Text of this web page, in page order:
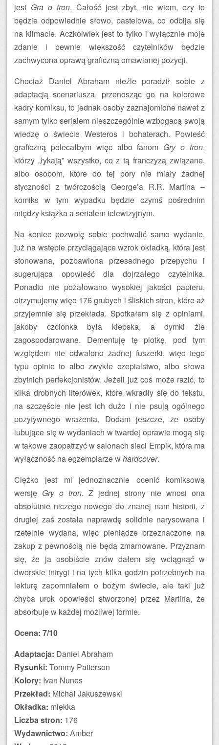
jest Gra o tron. Całość jest zbyt, nie wiem, czy to
będzie odpowiednie słowo, pastelowa, co odbija się
na klimacie. Aczkolwiek jest to tylko i wyłącznie moje
zdanie i pewnie większość czytelników będzie
zachwycona oprawą graficzną omawianej pozycji.
Chociaż Daniel Abraham nieźle poradził sobie z
adaptacją scenariusza, przenosząc go na kolorowe
kadry komiksu, to jednak osoby zaznajomione nawet z
samym tylko serialem nieszczególnie wzbogacą swoją
wiedzę o świecie Westeros i bohaterach. Powieść
graficzną polecałbym więc albo fanom Gry o tron,
którzy „łykają” wszystko, co z tą franczyzą związane,
albo osobom, które do tej pory nie miały żadnej
styczności z twórczością George’a R.R. Martina –
komiks w tym wypadku będzie czymś pośrednim
między książka a serialem telewizyjnym.
Na koniec pozwolę sobie pochwalić samo wydanie,
już na wstępie przyciągające wzrok okładką, która jest
stonowana, pozbawiona przesadnego przepychu i
sugerująca opowieść dla dojrzałego czytelnika.
Ponadto nie pożałowano wysokiej jakości papieru,
otrzymujemy więc 176 grubych i śliskich stron, które aż
przyjemnie się przekłada. Spotkałem się z opiniami,
jakoby czcionka była kiepska, a dymki źle
zagospodarowane. Dementuję tę plotkę, pod tym
względem nie odwalono żadnej fuszerki, więc tego
typu opinie to albo zwykłe czepialstwo, albo słowa
zbytnich perfekcjonistów. Jeżeli już coś może razić, to
kilka drobnych literówek, które wkradły się do tekstu,
na szczęście nie jest ich dużo i nie psują ogólnego
pozytywnego wrażenia. Dodam jeszcze, że osoby
lubujące się w wydaniach w twardej oprawie mogą się
w takowe zaopatrzyć w salonach sieci Empik, która ma
wyłączność na egzemplarze whardcover.
Ciężko jest mi jednoznacznie ocenić komiksową
wersję Gry o tron. Z jednej strony nie wnosi ona
absolutnie niczego nowego do znanej nam historii, z
drugiej zaś została naprawdę solidnie narysowana i
rzetelnie wydana, więc pieniądze przeznaczone na
zakup z pewnością nie będą zmarnowane. Przyznam
się, że ja osobiście znów dałem się wciągnąć w
dworskie intrygi i na tych kilka godzin potrzebnych na
lekturę zapomniałem o bożym świecie, ale taki już
chyba urok opowieści stworzonej przez Martina, że
absorbuje w każdej możliwej formie.
Ocena: 7/10
Adaptacja: Daniel Abraham
Rysunki: Tommy Patterson
Kolory: Ivan Nunes
Przekład: Michał Jakuszewski
Okładka: miękka
Liczba stron: 176
Wydawnictwo: Amber